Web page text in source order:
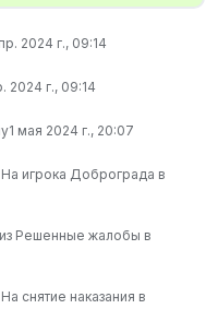
2024 г., 09:14
2024 г., 09:14
1 мая 2024 г., 20:07
игрока Доброграда в
Решенные жалобы в
снятие наказания в